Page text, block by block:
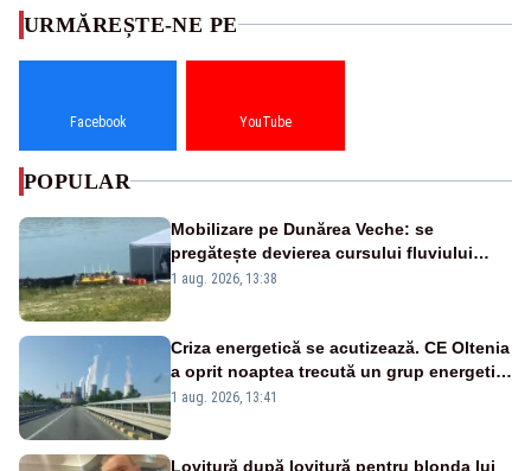
URMĂREȘTE-NE PE
Facebook YouTube
POPULAR
Mobilizare pe Dunărea Veche: se
pregătește devierea cursului fluviului
către Cernavodă – VIDEO
1 aug. 2026, 13:38
Criza energetică se acutizează. CE Oltenia
a oprit noaptea trecută un grup energetic
de la Rovinari
1 aug. 2026, 13:41
Lovitură după lovitură pentru blonda lui